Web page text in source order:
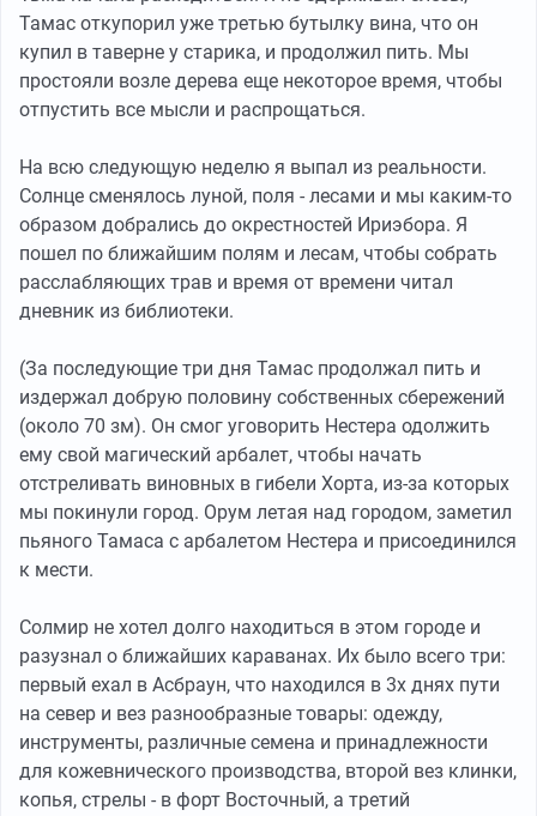
Тамас откупорил уже третью бутылку вина, что он
купил в таверне у старика, и продолжил пить. Мы
простояли возле дерева еще некоторое время, чтобы
отпустить все мысли и распрощаться.
На всю следующую неделю я выпал из реальности.
Солнце сменялось луной, поля - лесами и мы каким-то
образом добрались до окрестностей Ириэбора. Я
пошел по ближайшим полям и лесам, чтобы собрать
расслабляющих трав и время от времени читал
дневник из библиотеки.
(За последующие три дня Тамас продолжал пить и
издержал добрую половину собственных сбережений
(около 70 зм). Он смог уговорить Нестера одолжить
ему свой магический арбалет, чтобы начать
отстреливать виновных в гибели Хорта, из-за которых
мы покинули город. Орум летая над городом, заметил
пьяного Тамаса с арбалетом Нестера и присоединился
к мести.
Солмир не хотел долго находиться в этом городе и
разузнал о ближайших караванах. Их было всего три:
первый ехал в Асбраун, что находился в 3х днях пути
на север и вез разнообразные товары: одежду,
инструменты, различные семена и принадлежности
для кожевнического производства, второй вез клинки,
копья, стрелы - в форт Восточный, а третий